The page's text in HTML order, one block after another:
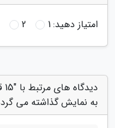
امتیاز دهید:1
2
به نمایش گذاشته می